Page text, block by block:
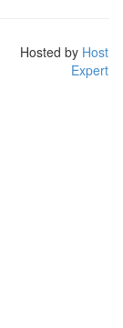
Hosted by Host
Expert